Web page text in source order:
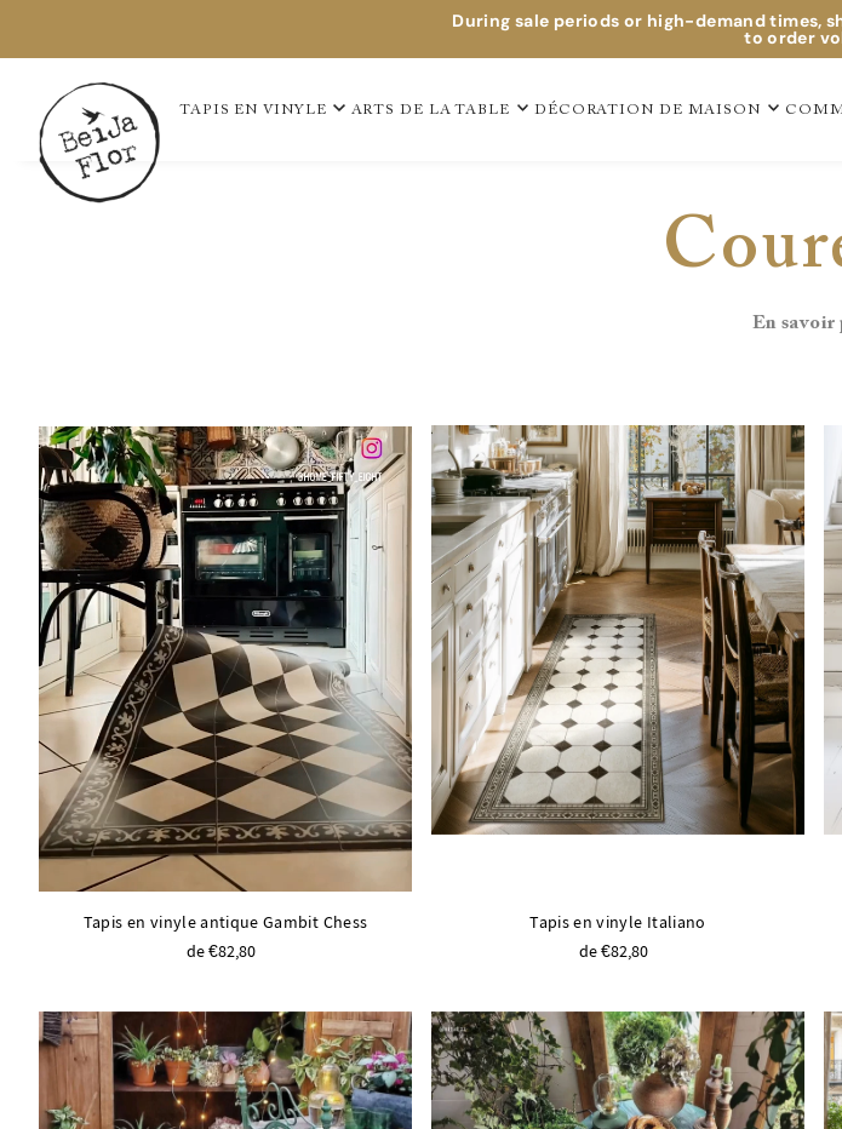
During sale periods or high-demand times,
to order
TAPIS EN VINYLE ARTS DE LA TABLE DÉCORATION DE MAISON
En savoir
Tapis en vinyle antique Gambit Chess
de €82,80
Tapis en vinyle Italiano
de €82,80